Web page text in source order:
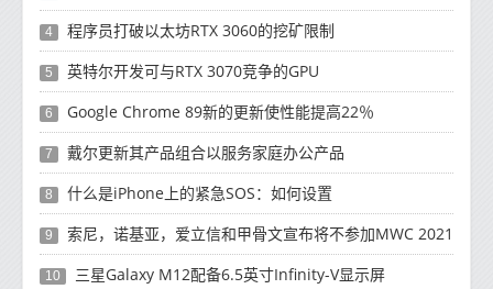
4 程序员打破以太坊RTX 3060的挖矿限制
5 英特尔开发可与RTX 3070竞争的GPU
6 Google Chrome 89新的更新使性能提高22％
7 戴尔更新其产品组合以服务家庭办公产品
8 什么是iPhone上的紧急SOS：如何设置
9 索尼，诺基亚，爱立信和甲骨文宣布将不参加MWC 2021
10 三星Galaxy M12配备6.5英寸Infinity-V显示屏